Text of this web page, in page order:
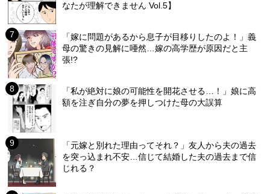
なたが理解できません Vol.5】
「嫁に問題があるから息子が目移りしたのよ！」義
母の驚きの見解に唖然…嫁の高学歴が原因だと主
張!?
「私が絶対に娘の可能性を開花させる…！」娘に高
額を注ぎ自分の夢を押しつけた母の大誤算
「元嫁と別れた理由ってそれ？」友人から夫の過去
を突っ込まれ不安…信じて結婚した夫の過去まで信
じれる？